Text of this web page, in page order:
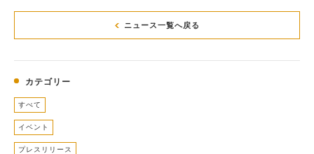
ニュース一覧へ戻る
カテゴリー
すべて
イベント
プレスリリース